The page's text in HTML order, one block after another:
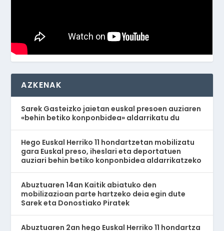
AZKENAK
Sarek Gasteizko jaietan euskal presoen auziaren
«behin betiko konponbidea» aldarrikatu du
Hego Euskal Herriko 11 hondartzetan mobilizatu
gara Euskal preso, iheslari eta deportatuen
auziari behin betiko konponbidea aldarrikatzeko
Abuztuaren 14an Kaitik abiatuko den
mobilizazioan parte hartzeko deia egin dute
Sarek eta Donostiako Piratek
Abuztuaren 2an hego Euskal Herriko 11 hondartza